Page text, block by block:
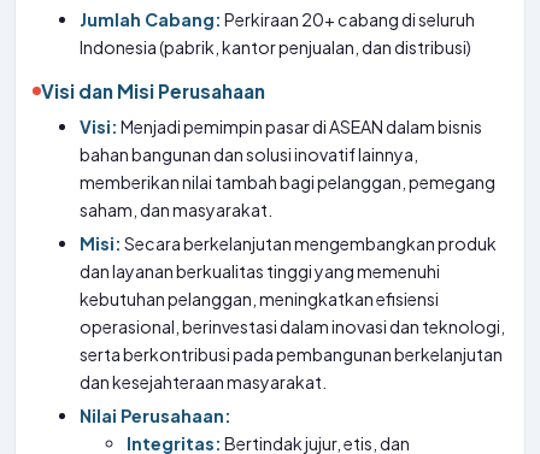
Jumlah Cabang: Perkiraan 20+ cabang di seluruh
Indonesia (pabrik, kantor penjualan, dan distribusi)
Visi dan Misi Perusahaan
Visi: Menjadi pemimpin pasar di ASEAN dalam bisnis
bahan bangunan dan solusi inovatif lainnya,
memberikan nilai tambah bagi pelanggan, pemegang
saham, dan masyarakat.
Misi: Secara berkelanjutan mengembangkan produk
dan layanan berkualitas tinggi yang memenuhi
kebutuhan pelanggan, meningkatkan efisiensi
operasional, berinvestasi dalam inovasi dan teknologi,
serta berkontribusi pada pembangunan berkelanjutan
dan kesejahteraan masyarakat.
Nilai Perusahaan:
Integritas: Bertindak jujur, etis, dan